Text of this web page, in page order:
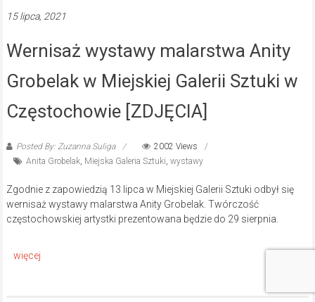
15 lipca, 2021
Wernisaż wystawy malarstwa Anity
Grobelak w Miejskiej Galerii Sztuki w
Częstochowie [ZDJĘCIA]
Posted By: Zuzanna Suliga
2002 Views
Anita Grobelak, Miejska Galeria Sztuki wystawy
Zgodnie z zapowiedzią 13 lipca w Miejskiej Galerii Sztuki odbył się
wernisaż wystawy malarstwa Anity Grobelak. Twórczość
częstochowskiej artystki prezentowana będzie do 29 sierpnia.